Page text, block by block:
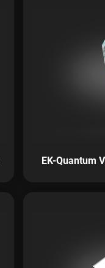
EK-Quantum